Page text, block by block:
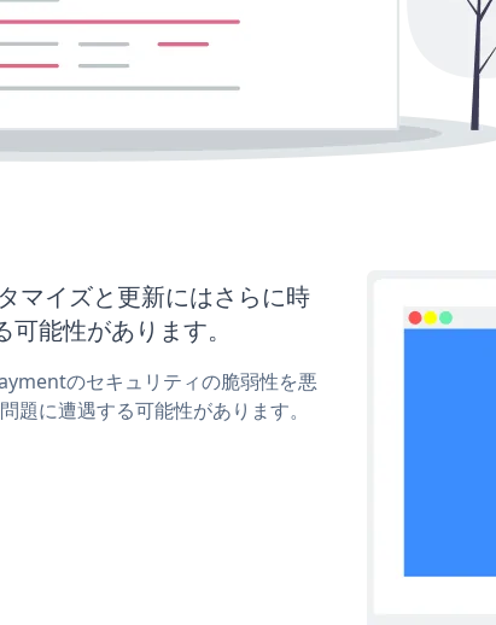
イズと更新にはさらに時
能性があります。
のセキュリティの脆弱性を悪
題に遭遇する可能性があります。